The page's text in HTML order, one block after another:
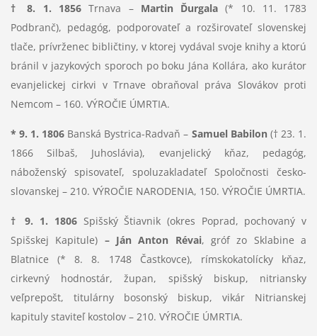
† 8. 1. 1856 Trnava – Martin Ďurgala (* 10. 11. 1783
Podbranč), pedagóg, podporovateľ a rozširovateľ slovenskej
tlače, prívrženec bibličtiny, v ktorej vydával svoje knihy a ktorú
bránil v jazykových sporoch po boku Jána Kollára, ako kurátor
evanjelickej cirkvi v Trnave obraňoval práva Slovákov proti
Nemcom – 160. VÝROČIE ÚMRTIA.
* 9. 1. 1806 Banská Bystrica-Radvaň – Samuel Babilon († 23. 1.
1866 Silbaš, Juhoslávia), evanjelický kňaz, pedagóg,
náboženský spisovateľ, spoluzakladateľ Spoločnosti česko-
slovanskej – 210. VÝROČIE NARODENIA, 150. VÝROČIE ÚMRTIA.
† 9. 1. 1806 Spišský Štiavnik (okres Poprad, pochovaný v
Spišskej Kapitule) – Ján Anton Révai, gróf zo Sklabine a
Blatnice (* 8. 8. 1748 Častkovce), rímskokatolícky kňaz,
cirkevný hodnostár, župan, spišský biskup, nitriansky
veľprepošt, titulárny bosonský biskup, vikár Nitrianskej
kapituly staviteľ kostolov – 210. VÝROČIE ÚMRTIA.